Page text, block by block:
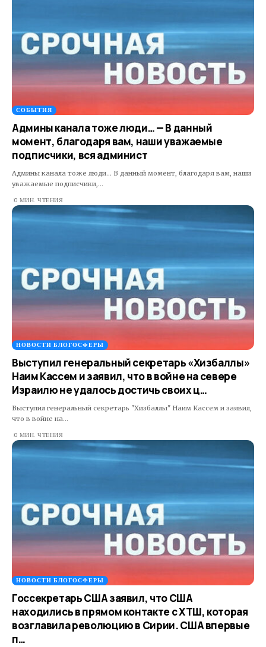
СОБЫТИЯ
Админы канала тоже люди… — В данный
момент, благодаря вам, наши уважаемые
подписчики, вся админист
Админы канала тоже люди... В данный момент, благодаря вам, наши
уважаемые подписчики,…
0 МИН. ЧТЕНИЯ
НОВОСТИ БЛОГОСФЕРЫ
Выступил генеральный секретарь «Хизбаллы»
Наим Кассем и заявил, что в войне на севере
Израилю не удалось достичь своих ц…
Выступил генеральный секретарь "Хизбаллы" Наим Кассем и заявил,
что в войне на…
0 МИН. ЧТЕНИЯ
НОВОСТИ БЛОГОСФЕРЫ
Госсекретарь США заявил, что США
находились в прямом контакте с ХТШ, которая
возглавила революцию в Сирии. США впервые
п…